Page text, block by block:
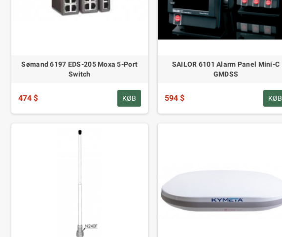
Sømand 6197 EDS-205 Moxa 5-Port
Switch
474 $ KØB
SAILOR 6101 Alarm Panel Mini-C
GMDSS
594 $ KØB